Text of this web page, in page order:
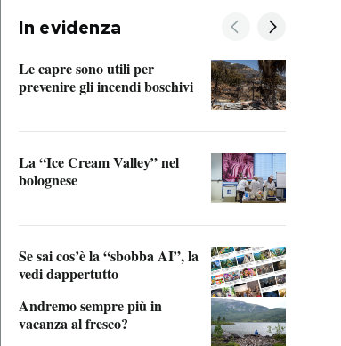
In evidenza
Le capre sono utili per
prevenire gli incendi boschivi
La “Ice Cream Valley” nel
bolognese
Se sai cos’è la “sbobba AI”, la
vedi dappertutto
Andremo sempre più in
vacanza al fresco?